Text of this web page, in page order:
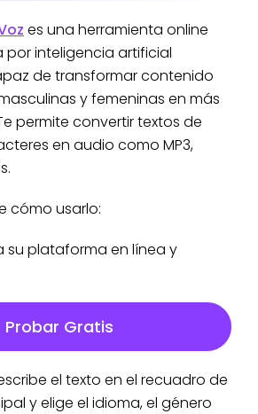
es una herramienta online
por inteligencia artificial
de transformar contenido
y femeninas en más
permite convertir textos de
en audio como MP3,
cómo usarlo:
su plataforma en línea y
Probar Gratis
el texto en el recuadro de
y elige el idioma, el género